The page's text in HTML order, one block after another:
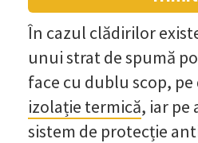
În cazul clădirilor
unui strat de spumă
face cu dublu scop, pe
izolație termică, iar pe
sistem de protecție